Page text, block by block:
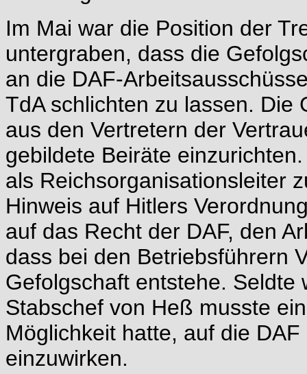
Im Mai war die Position der
untergraben, dass die
an die DAF-
TdA schlichten zu lassen. Die
aus den Vertretern der
gebildete Beiräte
als Reichsorganisationsleiter
Hinweis auf Hitlers
auf das Recht der DAF, den
dass bei den Betriebsführern
Gefolgschaft entstehe.
Stabschef von Heß musste
Möglichkeit hatte, auf die
einzuwirken.